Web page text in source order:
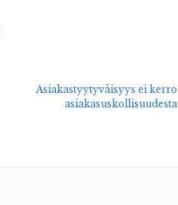
Asiakastyytyväisyys ei kerro
asiakasuskollisuudesta